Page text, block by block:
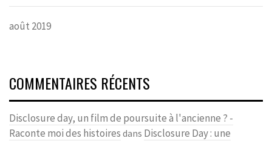
août 2019
COMMENTAIRES RÉCENTS
Disclosure day, un film de poursuite à l'ancienne ? -
Raconte moi des histoires dans Disclosure Day : une